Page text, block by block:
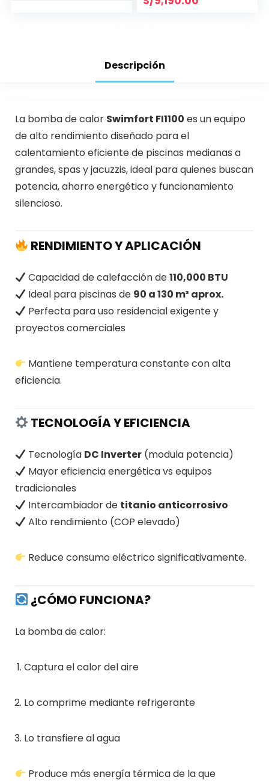
Descripción
La bomba de calor Swimfort FI1100 es un equipo
de alto rendimiento diseñado para el
calentamiento eficiente de piscinas medianas a
grandes, spas y jacuzzis, ideal para quienes buscan
potencia, ahorro energético y funcionamiento
silencioso.
RENDIMIENTO Y APLICACIÓN
Capacidad de calefacción de110,000 BTU
Ideal para piscinas de 90 a 130 m³ aprox.
Perfecta para uso residencial exigente y
proyectos comerciales
Mantiene temperatura constante con alta
eficiencia.
TECNOLOGÍA Y EFICIENCIA
Tecnología DC Inverter(modula potencia)
Mayor eficiencia energética vs equipos
tradicionales
Intercambiador de titanio anticorrosivo
Alto rendimiento (COP elevado)
Reduce consumo eléctrico significativamente.
¿CÓMO FUNCIONA?
La bomba de calor:
Captura el calor del aire
Lo comprime mediante refrigerante
Lo transfiere al agua
Produce más energía térmica de la que